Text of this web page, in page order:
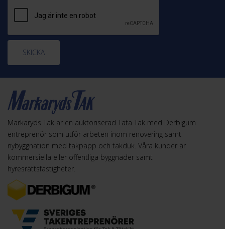
SKICKA
Markaryds Tak är en auktoriserad Täta Tak med Derbigum
entreprenör som utför arbeten inom renovering samt
nybyggnation med takpapp och takduk. Våra kunder är
kommersiella eller offentliga byggnader samt
hyresrättsfastigheter.